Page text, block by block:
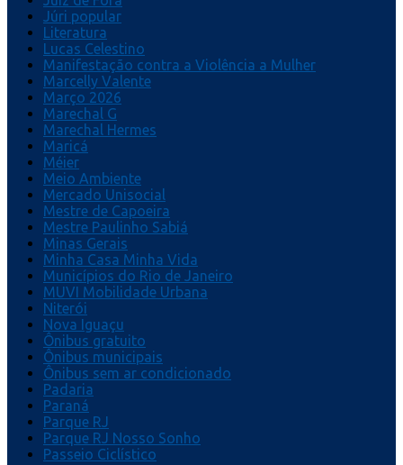
Júri popular
Literatura
Lucas Celestino
Manifestação contra a Violência a Mulher
Marcelly Valente
Março 2026
Marechal G
Marechal Hermes
Maricá
Méier
Meio Ambiente
Mercado Unisocial
Mestre de Capoeira
Mestre Paulinho Sabiá
Minas Gerais
Minha Casa Minha Vida
Municípios do Rio de Janeiro
MUVI Mobilidade Urbana
Niterói
Nova Iguaçu
Ônibus gratuito
Ônibus municipais
Ônibus sem ar condicionado
Padaria
Paraná
Parque RJ
Parque RJ Nosso Sonho
Passeio Ciclístico